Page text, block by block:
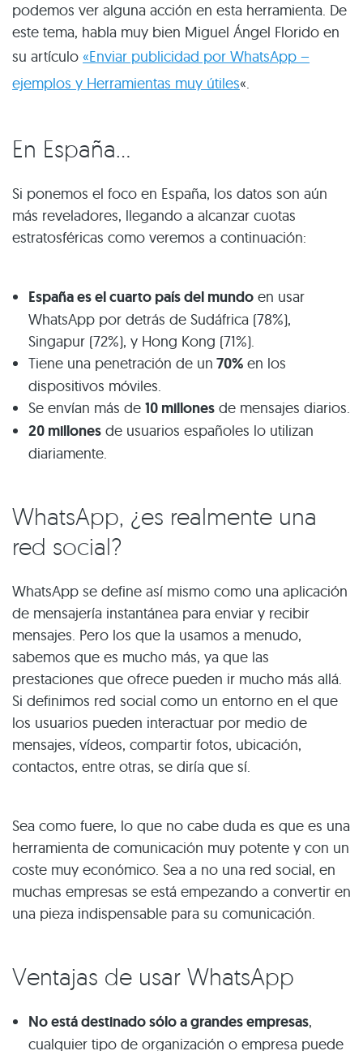
podemos ver alguna acción en esta herramienta. De
este tema, habla muy bien Miguel Ángel Florido en
su artículo «Enviar publicidad por WhatsApp –
ejemplos y Herramientas muy útiles«.
En España…
Si ponemos el foco en España, los datos son aún
más reveladores, llegando a alcanzar cuotas
estratosféricas como veremos a continuación:
España es el cuarto país del mundo en usar
WhatsApp por detrás de Sudáfrica (78%),
Singapur (72%), y Hong Kong (71%).
Tiene una penetración de un 70% en los
dispositivos móviles.
Se envían más de 10 millones de mensajes diarios.
20 millones de usuarios españoles lo utilizan
diariamente.
WhatsApp, ¿es realmente una
red social?
WhatsApp se define así mismo como una aplicación
de mensajería instantánea para enviar y recibir
mensajes. Pero los que la usamos a menudo,
sabemos que es mucho más, ya que las
prestaciones que ofrece pueden ir mucho más allá.
Si definimos red social como un entorno en el que
los usuarios pueden interactuar por medio de
mensajes, vídeos, compartir fotos, ubicación,
contactos, entre otras, se diría que sí.
Sea como fuere, lo que no cabe duda es que es una
herramienta de comunicación muy potente y con un
coste muy económico. Sea a no una red social, en
muchas empresas se está empezando a convertir en
una pieza indispensable para su comunicación.
Ventajas de usar WhatsApp
No está destinado sólo a grandes empresas,
cualquier tipo de organización o empresa puede